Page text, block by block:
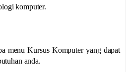
komputer.
menu Kursus Komputer yang dapat
anda.